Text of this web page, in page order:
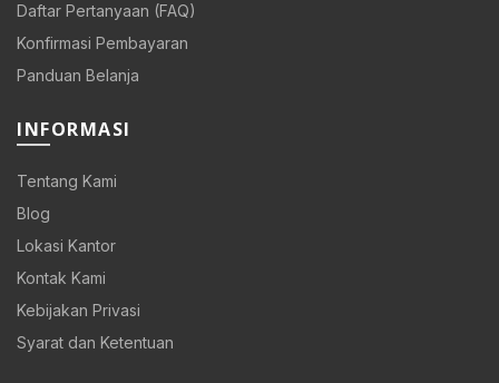
Daftar Pertanyaan (FAQ)
Konfirmasi Pembayaran
Panduan Belanja
INFORMASI
Tentang Kami
Blog
Lokasi Kantor
Kontak Kami
Kebijakan Privasi
Syarat dan Ketentuan